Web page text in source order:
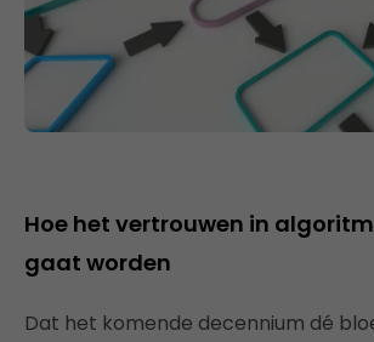
Hoe het vertrouwen in
gaat worden
Dat het komende decennium dé